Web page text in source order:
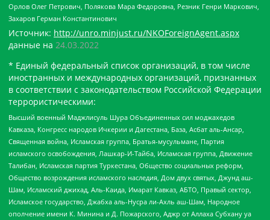
Орлов Олег Петрович, Полякова Мара Федоровна, Резник Генри Маркович,
Захаров Герман Константинович
Источник: http://unro.minjust.ru/NKOForeignAgent.aspx
данные на 24.03.2022
* Единый федеральный список организаций, в том числе
иностранных и международных организаций, признанных
в соответствии с законодательством Российской Федерации
террористическими:
Высший военный Маджлисуль Шура Объединенных сил моджахедов
Кавказа, Конгресс народов Ичкерии и Дагестана, База, Асбат аль-Ансар,
Священная война, Исламская группа, Братья-мусульмане, Партия
исламского освобождения, Лашкар-И-Тайба, Исламская группа, Движение
Талибан, Исламская партия Туркестана, Общество социальных реформ,
Общество возрождения исламского наследия, Дом двух святых, Джунд аш-
Шам, Исламский джихад, Аль-Каида, Имарат Кавказ, АБТО, Правый сектор,
Исламское государство, Джабха аль-Нусра ли-Ахль аш-Шам, Народное
ополчение имени К. Минина и Д. Пожарского, Аджр от Аллаха Субхану уа